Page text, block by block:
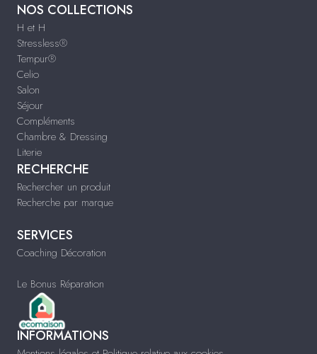
NOS COLLECTIONS
H et H
Stressless®
Tempur®
Celio
Salon
Séjour
Compléments
Chambre & Dressing
Literie
RECHERCHE
Rechercher un produit
Recherche par marque
SERVICES
Coaching Décoration
Le Bonus Réparation
INFORMATIONS